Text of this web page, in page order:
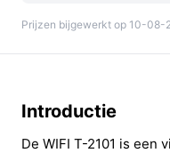
Prijzen bijgewerkt op 10-08-
Introductie
De WIFI T-2101 is een